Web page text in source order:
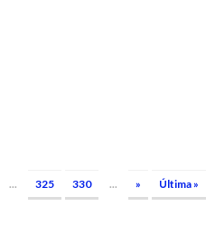
... 325 330 ... » Última »